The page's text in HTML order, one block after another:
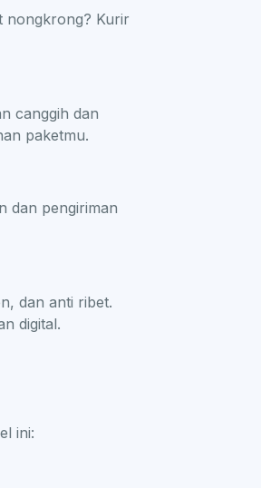
nongkrong? Kurir
canggih dan
paketmu.
dan pengiriman
dan anti ribet.
digital.
ini: